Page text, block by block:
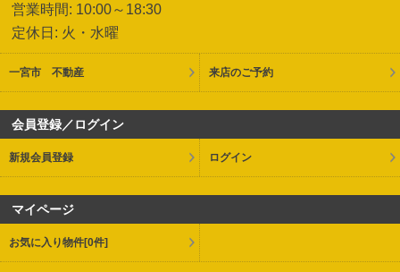
営業時間: 10:00～18:30
定休日: 火・水曜
一宮市 不動産 来店のご予約
会員登録／ログイン
新規会員登録 ログイン
マイページ
お気に入り物件[0件]